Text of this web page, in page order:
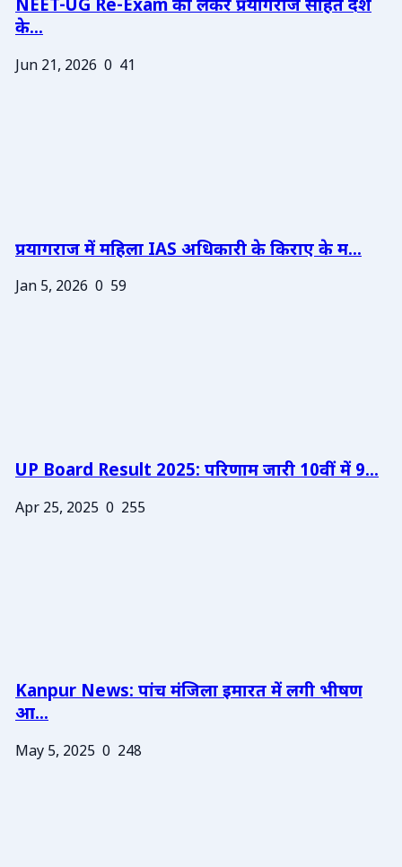
NEET-UG Re-Exam को लेकर प्रयागराज सहित देश
के...
Jun 21, 2026 0 41
प्रयागराज में महिला IAS अधिकारी के किराए के म...
Jan 5, 2026 0 59
UP Board Result 2025: परिणाम जारी 10वीं में 9...
Apr 25, 2025 0 255
Kanpur News: पांच मंजिला इमारत में लगी भीषण
आ...
May 5, 2025 0 248